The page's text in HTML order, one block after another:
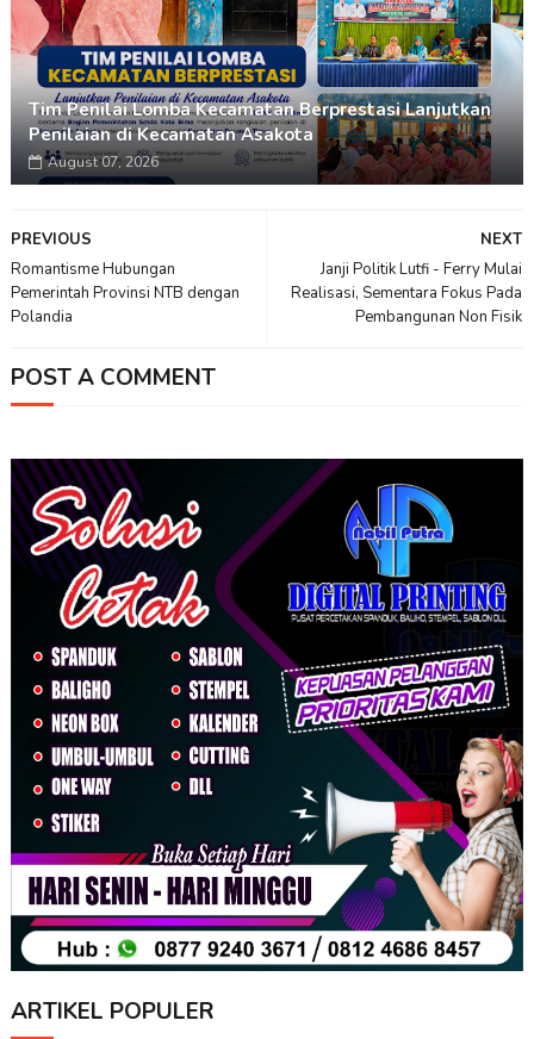
Tim Penilai Lomba Kecamatan Berprestasi Lanjutkan
Penilaian di Kecamatan Asakota
August 07, 2026
NEXT
Janji Politik Lutfi - Ferry Mulai
Realisasi, Sementara Fokus Pada
Pembangunan Non Fisik
PREVIOUS
Romantisme Hubungan
Pemerintah Provinsi NTB dengan
Polandia
POST A COMMENT
ARTIKEL POPULER